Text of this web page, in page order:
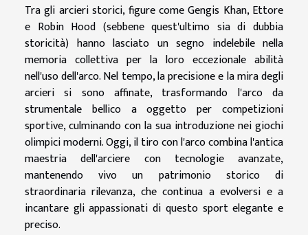
Tra gli arcieri storici, figure come Gengis Khan, Ettore
e Robin Hood (sebbene quest'ultimo sia di dubbia
storicità) hanno lasciato un segno indelebile nella
memoria collettiva per la loro eccezionale abilità
nell'uso dell'arco. Nel tempo, la precisione e la mira degli
arcieri si sono affinate, trasformando l'arco da
strumentale bellico a oggetto per competizioni
sportive, culminando con la sua introduzione nei giochi
olimpici moderni. Oggi, il tiro con l'arco combina l'antica
maestria dell'arciere con tecnologie avanzate,
mantenendo vivo un patrimonio storico di
straordinaria rilevanza, che continua a evolversi e a
incantare gli appassionati di questo sport elegante e
preciso.